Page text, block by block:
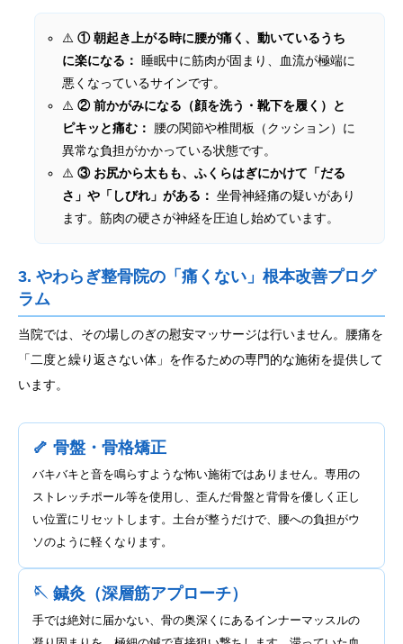
⚠️① 朝起き上がる時に腰が痛く、動いているうち
に楽になる：
睡眠中に筋肉が固まり、血流が極端に
悪くなっているサインです。
⚠️② 前かがみになる（顔を洗う・靴下を履く）と
ピキッと痛む：
腰の関節や椎間板（クッション）に
異常な負担がかかっている状態です。
⚠️③ お尻から太もも、ふくらはぎにかけて「だる
さ」や「しびれ」がある： 坐骨神経痛の疑いがあり
ます。筋肉の硬さが神経を圧迫し始めています。
3. やわらぎ整骨院の「痛くない」根本改善プログ
ラム
当院では、その場しのぎの慰安マッサージは行いません。腰痛を
「二度と繰り返さない体」を作るための専門的な施術を提供して
います。
🦴 骨盤・骨格矯正
バキバキと音を鳴らすような怖い施術ではありません。専用の
ストレッチポール等を使用し、歪んだ骨盤と背骨を優しく正し
い位置にリセットします。土台が整うだけで、腰への負担がウ
ソのように軽くなります。
🪡 鍼灸（深層筋アプローチ）
手では絶対に届かない、骨の奥深くにあるインナーマッスルの